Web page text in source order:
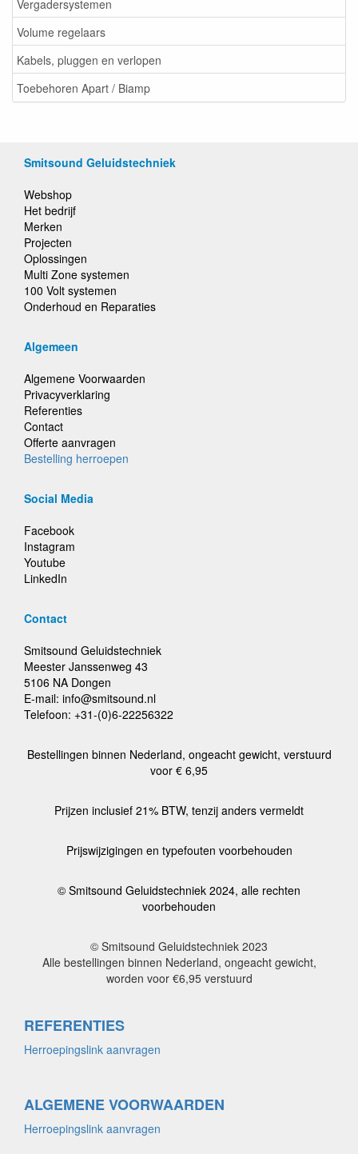
Vergadersystemen
Volume regelaars
Kabels, pluggen en verlopen
Toebehoren Apart / Biamp
Smitsound Geluidstechniek
Webshop
Het bedrijf
Merken
Projecten
Oplossingen
Multi Zone systemen
100 Volt systemen
Onderhoud en Reparaties
Algemeen
Algemene Voorwaarden
Privacyverklaring
Referenties
Contact
Offerte aanvragen
Bestelling herroepen
Social Media
Facebook
Instagram
Youtube
LinkedIn
Contact
Smitsound Geluidstechniek
Meester Janssenweg 43
5106 NA Dongen
E-mail: info@smitsound.nl
Telefoon: +31-(0)6-22256322
Bestellingen binnen Nederland, ongeacht gewicht, verstuurd
voor € 6,95
Prijzen inclusief 21% BTW, tenzij anders vermeldt
Prijswijzigingen en typefouten voorbehouden
© Smitsound Geluidstechniek 2024, alle rechten
voorbehouden
© Smitsound Geluidstechniek 2023
Alle bestellingen binnen Nederland, ongeacht gewicht,
worden voor €6,95 verstuurd
REFERENTIES
Herroepingslink aanvragen
ALGEMENE VOORWAARDEN
Herroepingslink aanvragen